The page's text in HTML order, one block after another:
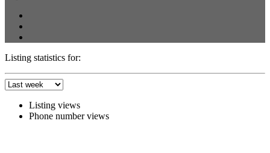
Listing statistics for:
Listing views
Phone number views